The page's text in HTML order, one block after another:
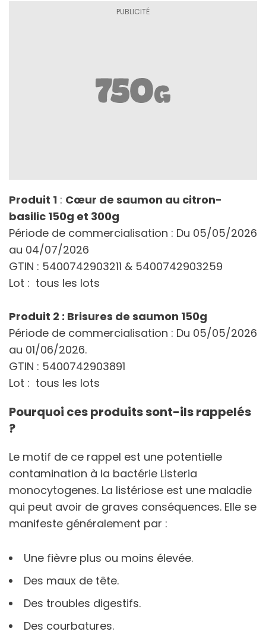
Produit 1 : Cœur de saumon au citron-
basilic 150g et 300g
Période de commercialisation : Du 05/05/2026
au 04/07/2026
GTIN : 5400742903211 & 5400742903259
Lot : tous les lots
Produit 2 : Brisures de saumon 150g
Période de commercialisation : Du 05/05/2026
au 01/06/2026.
GTIN : 5400742903891
Lot : tous les lots
Pourquoi ces produits sont-ils rappelés
?
Le motif de ce rappel est une potentielle
contamination à la bactérie Listeria
monocytogenes. La listériose est une maladie
qui peut avoir de graves conséquences. Elle se
manifeste généralement par :
Une fièvre plus ou moins élevée.
Des maux de tête.
Des troubles digestifs.
Des courbatures.